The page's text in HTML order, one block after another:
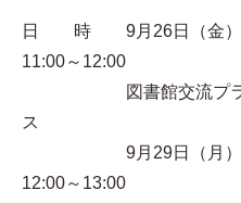
日 時 9月26日（金）
11:00～12:00
図書館交流プラザり
ス
9月29日（月）第1
12:00～13:00